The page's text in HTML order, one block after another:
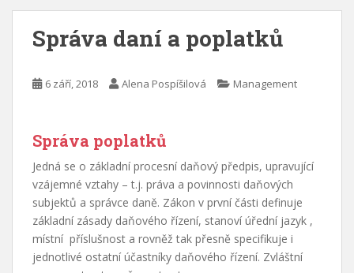
Správa daní a poplatků
6 září, 2018 Alena Pospíšilová Management
Správa poplatků
Jedná se o základní procesní daňový předpis, upravující
vzájemné vztahy – t.j. práva a povinnosti daňových
subjektů a správce daně. Zákon v první části definuje
základní zásady daňového řízení, stanoví úřední jazyk ,
místní příslušnost a rovněž tak přesně specifikuje i
jednotlivé ostatní účastníky daňového řízení. Zvláštní